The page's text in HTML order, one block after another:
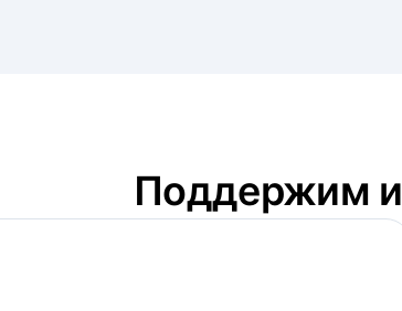
Поддержим и